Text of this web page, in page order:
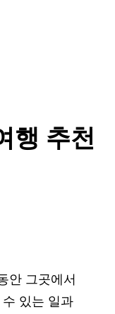
행 추천
안 그곳에서
있는 일과